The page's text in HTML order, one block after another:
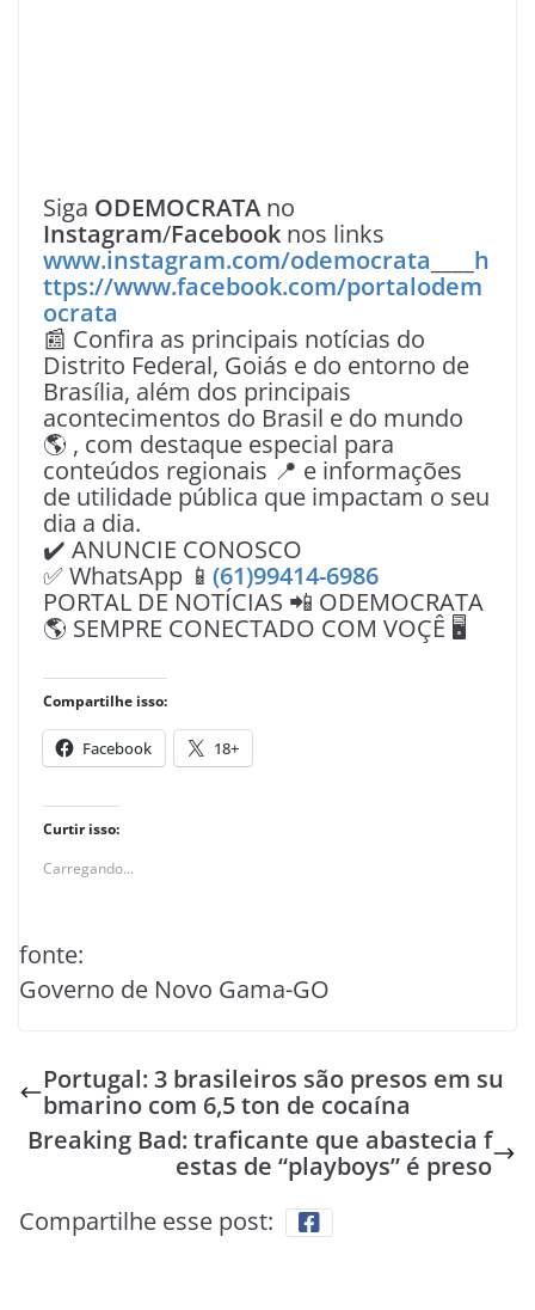
Siga ODEMOCRATA no
Instagram/Facebook nos links
www.instagram.com/odemocrata
h
ttps://www.facebook.com/portalodem
ocrata
📰 Confira as principais notícias do
Distrito Federal, Goiás e do entorno de
Brasília, além dos principais
acontecimentos do Brasil e do mundo
🌎 , com destaque especial para
conteúdos regionais 📍 e informações
de utilidade pública que impactam o seu
dia a dia.
✔️ ANUNCIE CONOSCO
✅ WhatsApp 📱 (61)99414-6986
PORTAL DE NOTÍCIAS 📲 ODEMOCRATA
🌎 SEMPRE CONECTADO COM VOÇÊ 🖥️
Compartilhe isso:
Facebook 18+
Curtir isso:
Carregando...
fonte:
Governo de Novo Gama-GO
Portugal: 3 brasileiros são presos em su
bmarino com 6,5 ton de cocaína
Breaking Bad: traficante que abastecia f
estas de “playboys” é preso
Compartilhe esse post: